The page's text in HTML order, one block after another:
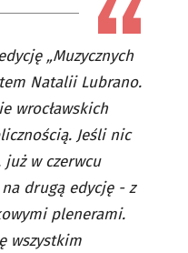
„Muzycznych
Natalii Lubrano.
wrocławskich
Jeśli nic
w czerwcu
drugą edycję - z
plenerami.
wszystkim